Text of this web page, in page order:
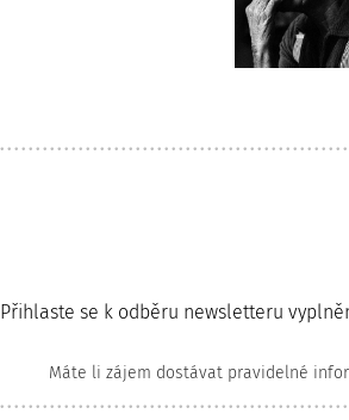
Přihlaste se k odběru newsletteru
Máte li zájem dostávat pravidelné